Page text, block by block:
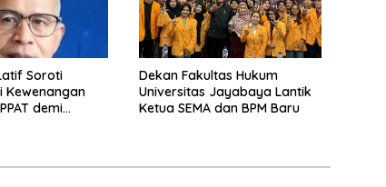
Soroti
Kewenangan
demi
Dekan Fakultas Hukum
Universitas Jayabaya Lantik
Ketua SEMA dan BPM Baru